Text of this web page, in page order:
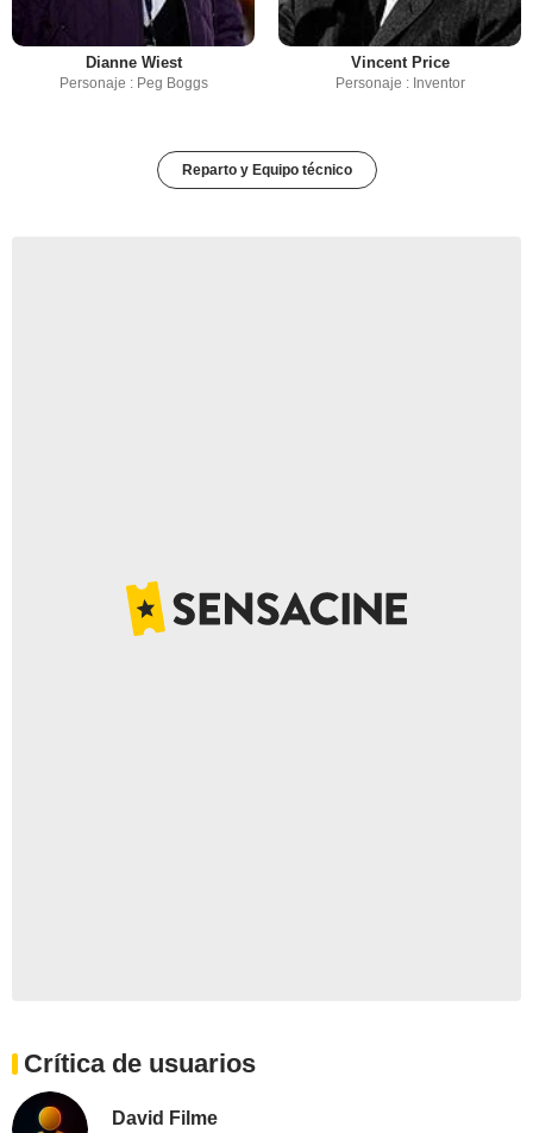
Dianne Wiest
Personaje : Peg Boggs
Vincent Price
Personaje : Inventor
Reparto y Equipo técnico
Crítica de usuarios
David Filme